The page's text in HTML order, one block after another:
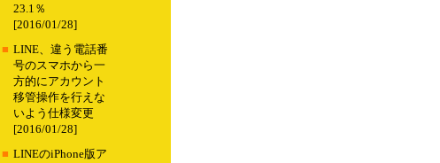
23.1％
[2016/01/28]
■ LINE、違う電話番
号のスマホから一
方的にアカウント
移管操作を行えな
いよう仕様変更
[2016/01/28]
■ LINEのiPhone版ア